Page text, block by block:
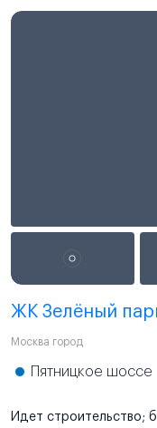
ЖК Зелёный
Москва город
Пятницкое шоссе
Идет строительство;